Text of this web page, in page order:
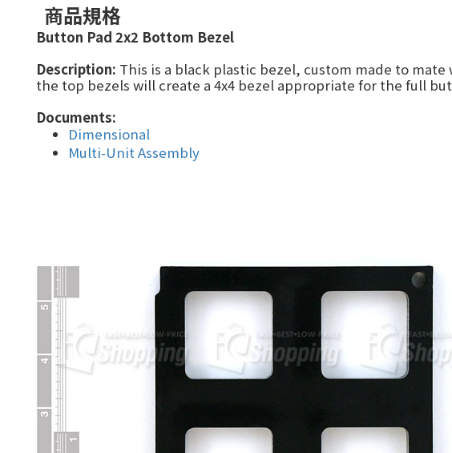
商品規格
Button Pad 2x2 Bottom Bezel
Description: This is a black plastic bezel, custom made to
the top bezels will create a 4x4 bezel appropriate for the full
Documents:
Dimensional
Multi-Unit Assembly